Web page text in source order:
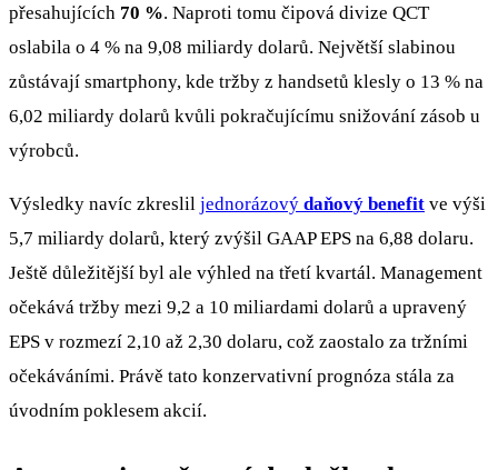
přesahujících 70 %. Naproti tomu čipová divize QCT
oslabila o 4 % na 9,08 miliardy dolarů. Největší slabinou
zůstávají smartphony, kde tržby z handsetů klesly o 13 % na
6,02 miliardy dolarů kvůli pokračujícímu snižování zásob u
výrobců.
Výsledky navíc zkreslil jednorázový daňový benefit ve výši
5,7 miliardy dolarů, který zvýšil GAAP EPS na 6,88 dolaru.
Ještě důležitější byl ale výhled na třetí kvartál. Management
očekává tržby mezi 9,2 a 10 miliardami dolarů a upravený
EPS v rozmezí 2,10 až 2,30 dolaru, což zaostalo za tržními
očekáváními. Právě tato konzervativní prognóza stála za
úvodním poklesem akcií.